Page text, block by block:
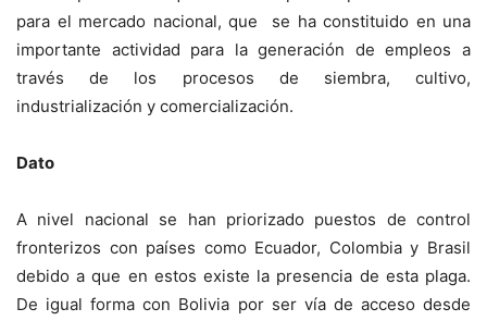
para el mercado nacional, que se ha constituido en una
importante actividad para la generación de empleos a
través de los procesos de siembra, cultivo,
industrialización y comercialización.
Dato
A nivel nacional se han priorizado puestos de control
fronterizos con países como Ecuador, Colombia y Brasil
debido a que en estos existe la presencia de esta plaga.
De igual forma con Bolivia por ser vía de acceso desde